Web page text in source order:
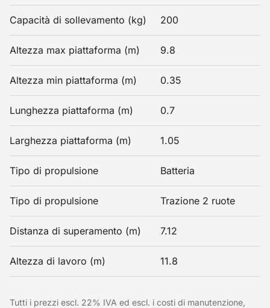
Capacità di sollevamento (kg) 200
Altezza max piattaforma (m) 9.8
Altezza min piattaforma (m) 0.35
Lunghezza piattaforma (m) 0.7
Larghezza piattaforma (m) 1.05
Tipo di propulsione Batteria
Tipo di propulsione Trazione 2 ruote
Distanza di superamento (m) 7.12
Altezza di lavoro (m) 11.8
Tutti i prezzi escl. 22% IVA ed escl. i costi di manutenzione,